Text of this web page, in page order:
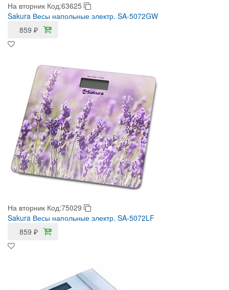
На вторник Код:63625
Sakura Весы напольные электр. SA-5072GW
859 ₽
На вторник Код:75029
Sakura Весы напольные электр. SA-5072LF
859 ₽